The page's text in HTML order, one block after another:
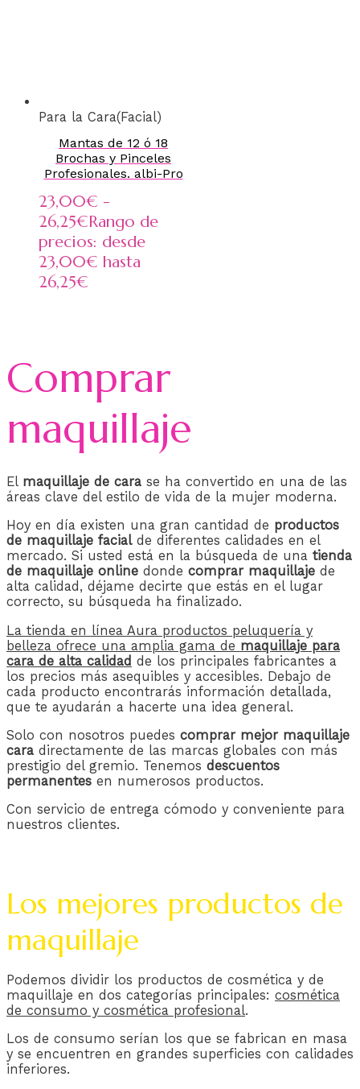
Para la Cara(Facial)
Mantas de 12 ó 18
Brochas y Pinceles
Profesionales. albi-Pro
23,00€ -
26,25€Rango de
precios: desde
23,00€ hasta
26,25€
Comprar
maquillaje
El maquillaje de cara se ha convertido en una de las
áreas clave del estilo de vida de la mujer moderna.
Hoy en día existen una gran cantidad de productos
de maquillaje facialde diferentes calidades en el
mercado. Si usted está en la búsqueda de una tienda
de maquillaje online donde comprar maquillaje de
alta calidad, déjame decirte que estás en el lugar
correcto, su búsqueda ha finalizado.
La tienda en línea Aura productos peluquería y
belleza ofrece una amplia gama de maquillaje para
cara de alta calidad de los principales fabricantes a
los precios más asequibles y accesibles. Debajo de
cada producto encontrarás información detallada,
que te ayudarán a hacerte una idea general.
Solo con nosotros puedes comprar mejor maquillaje
cara directamente de las marcas globales con más
prestigio del gremio. Tenemos descuentos
permanentes en numerosos productos.
Con servicio de entrega cómodo y conveniente para
nuestros clientes.
Los mejores productos de
maquillaje
Podemos dividir los productos de cosmética y de
maquillaje en dos categorías principales: cosmética
de consumo y cosmética profesional.
Los de consumo serían los que se fabrican en masa
y se encuentren en grandes superficies con calidades
inferiores.